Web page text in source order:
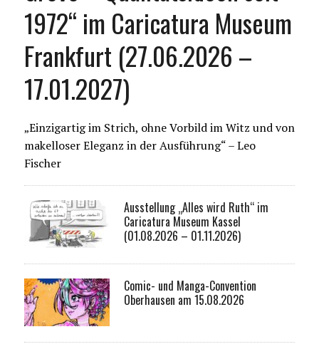
1972“ im Caricatura Museum
Frankfurt (27.06.2026 –
17.01.2027)
„Einzigartig im Strich, ohne Vorbild im Witz und von
makelloser Eleganz in der Ausführung“ – Leo
Fischer
Ausstellung „Alles wird Ruth“ im
Caricatura Museum Kassel
(01.08.2026 – 01.11.2026)
Comic- und Manga-Convention
Oberhausen am 15.08.2026